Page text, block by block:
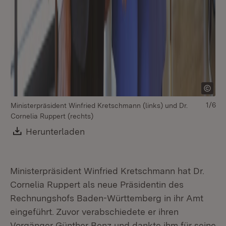
Ministerpräsident Winfried Kretschmann (links) und Dr.
Cornelia Ruppert (rechts)
Download:
Herunterladen
1/6
Ministerpräsident Winfried Kretschmann hat Dr.
Cornelia Ruppert als neue Präsidentin des
Rechnungshofs Baden-Württemberg in ihr Amt
eingeführt. Zuvor verabschiedete er ihren